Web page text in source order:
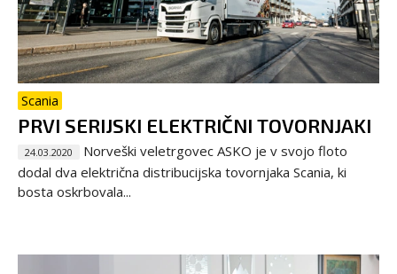
Scania
PRVI SERIJSKI ELEKTRIČNI TOVORNJAKI
24.03.2020
Norveški veletrgovec ASKO je v svojo floto
dodal dva električna distribucijska tovornjaka Scania, ki
bosta oskrbovala...